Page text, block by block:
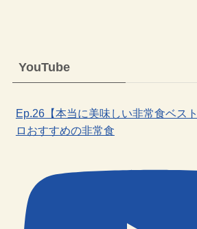
YouTube
Ep.26【本当に美味しい非常食ベス
ロおすすめの非常食